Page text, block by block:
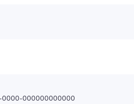
000000000000